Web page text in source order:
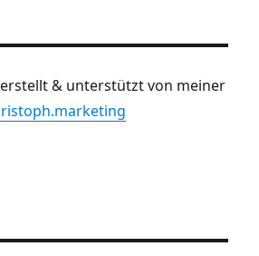
& unterstützt von meiner